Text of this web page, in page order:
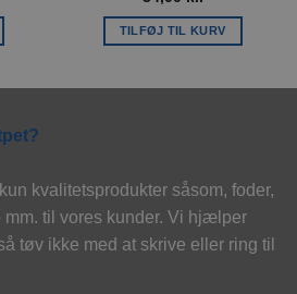
TILFØJ TIL KURV
kvalitetsprodukter såsom, foder,
mm. til vores kunder. Vi hjælper
tøv ikke med at skrive eller ring til